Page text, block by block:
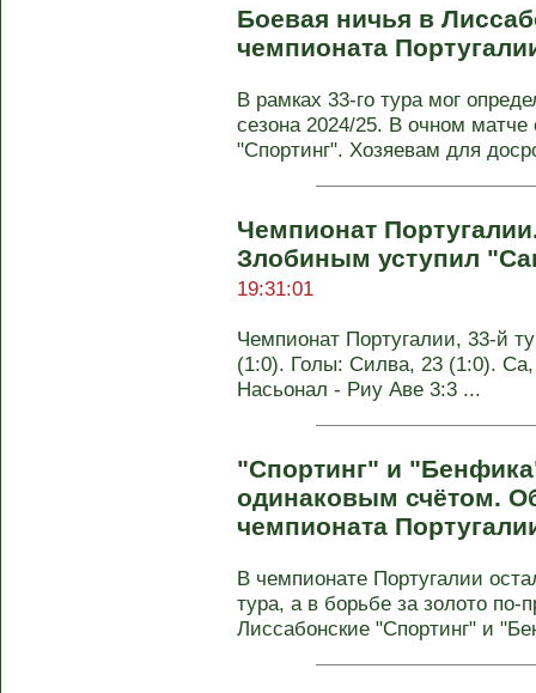
Боевая ничья в
чемпионата
В рамках 33-го тура мог
сезона 2024/25. В очном
"Спортинг". Хозяевам для
Чемпионат
Злобиным уступил
19:31:01
Чемпионат Португалии, 33-й
(1:0). Голы: Силва, 23 (1:0).
Насьонал - Риу Аве 3:3 ...
"Спортинг" и
одинаковым счётом.
чемпионата
В чемпионате Португалии
тура, а в борьбе за золото по-
Лиссабонские "Спортинг" и